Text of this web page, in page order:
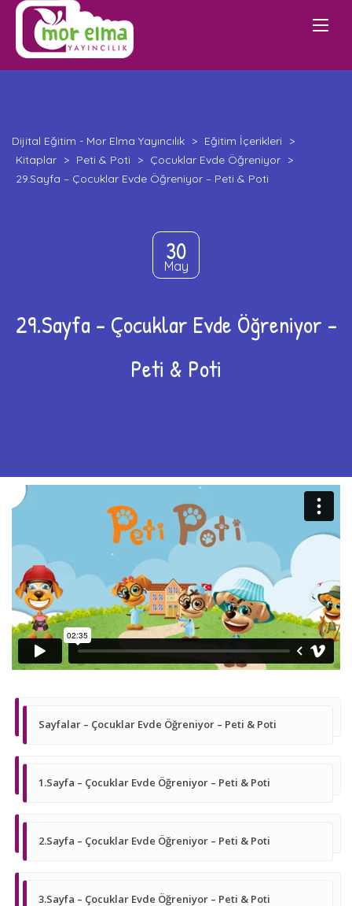
Dijital Eğitim - Mor Elma Yayıncılık > Eğitim İçerikleri
>
Kitaplar > Peti & Poti > Çocuklar Evde Öğreniyor >
29.Sayfa – Çocuklar Evde Öğreniyor – Peti & Poti
30
May
29.Sayfa – Çocuklar Evde Öğreniyor –
Peti & Poti
Sayfalar – Çocuklar Evde Öğreniyor – Peti & Poti
1.Sayfa – Çocuklar Evde Öğreniyor – Peti & Poti
2.Sayfa – Çocuklar Evde Öğreniyor – Peti & Poti
3.Sayfa – Çocuklar Evde Öğreniyor – Peti & Poti